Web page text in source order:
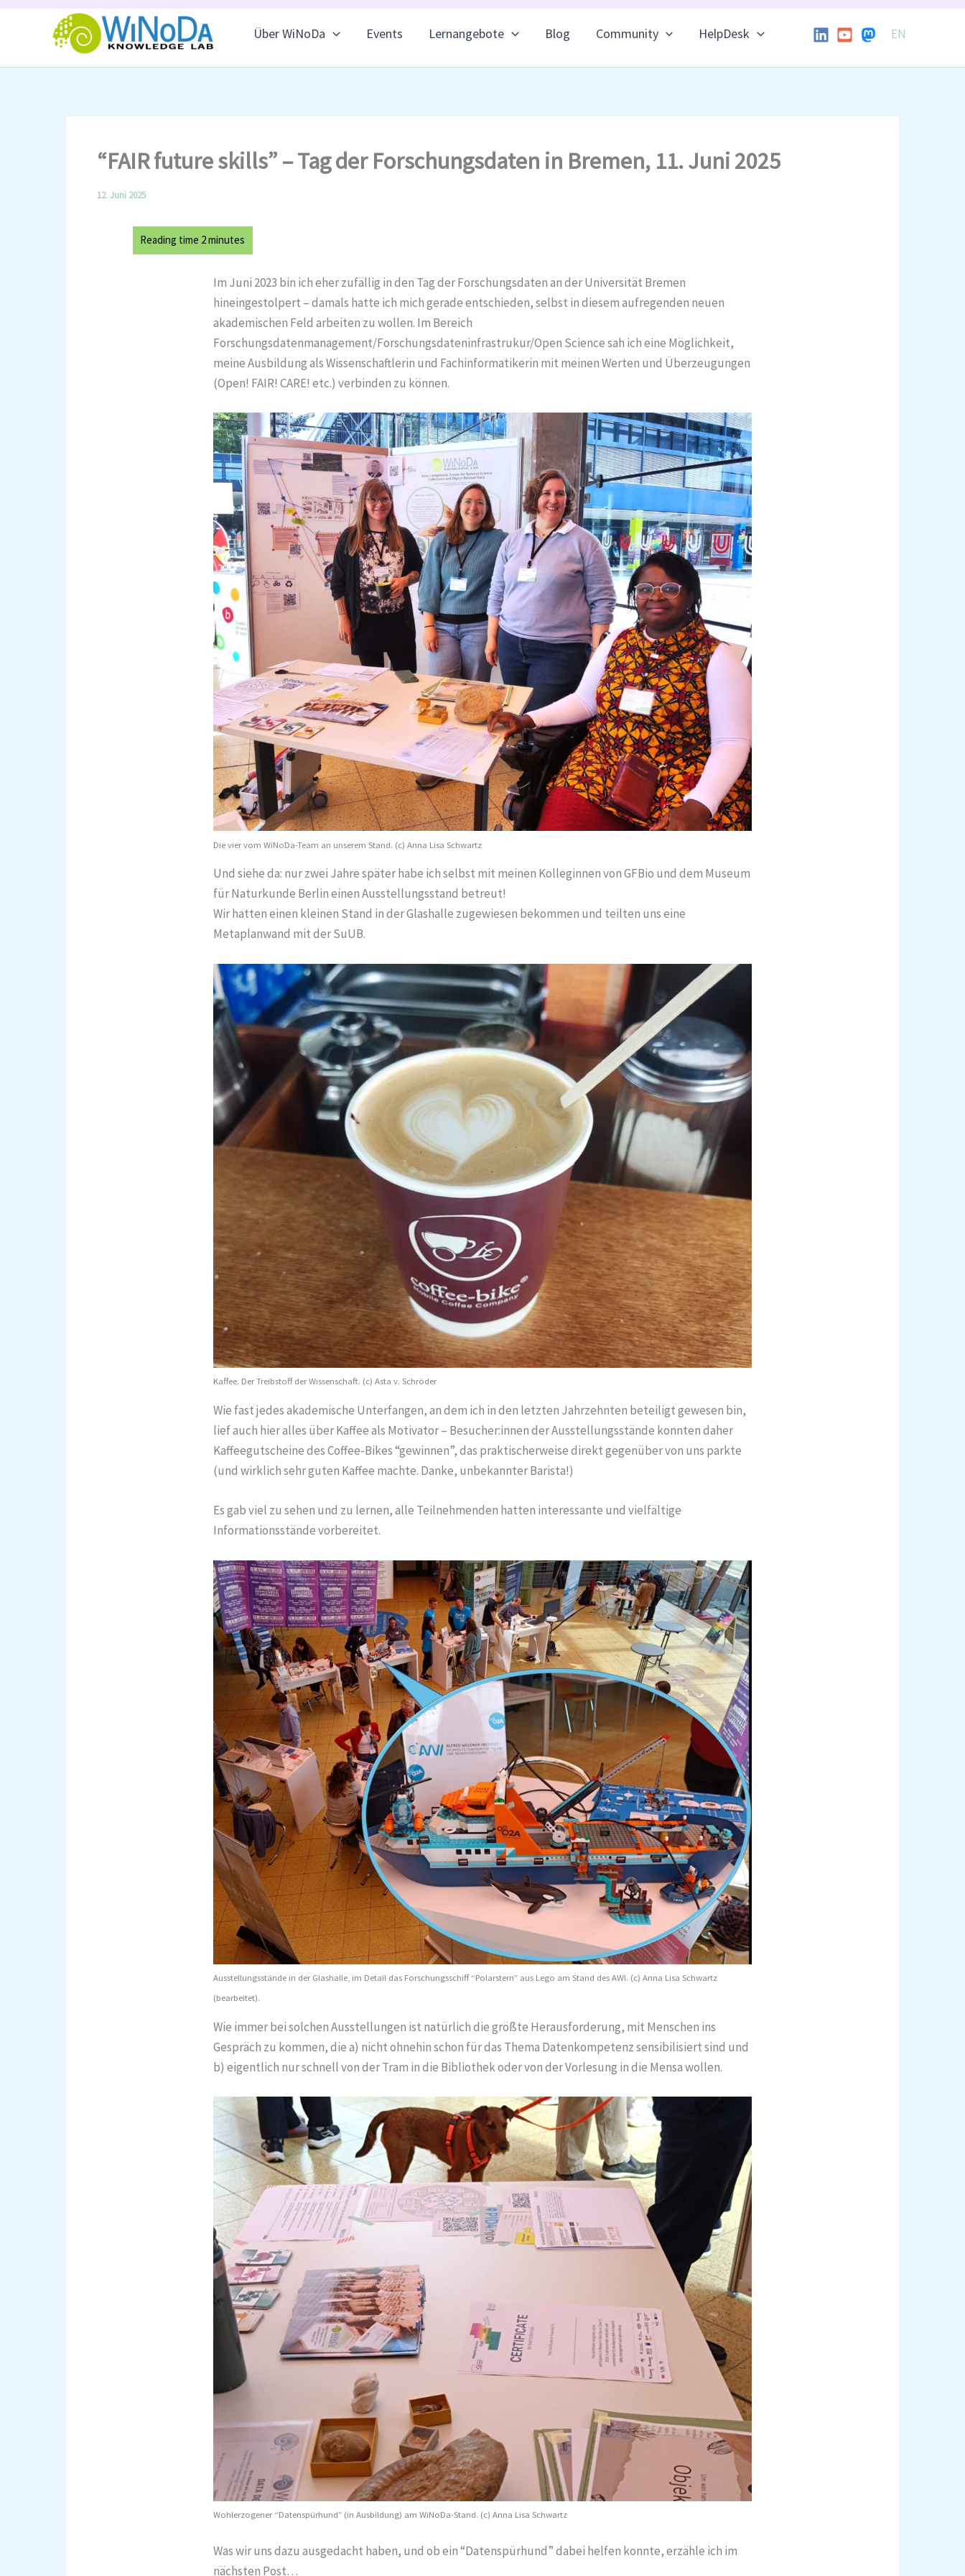
Über WiNoDa Events Lernangebote Blog Community HelpDesk EN
“FAIR future skills” – Tag der Forschungsdaten in Bremen, 11. Juni 2025
12. Juni 2025
Im Juni 2023 bin ich eher zufällig in den Tag der Forschungsdaten an der Universität Bremen
hineingestolpert – damals hatte ich mich gerade entschieden, selbst in diesem aufregenden neuen
akademischen Feld arbeiten zu wollen. Im Bereich
Forschungsdatenmanagement/Forschungsdateninfrastrukur/Open Science sah ich eine Möglichkeit,
meine Ausbildung als Wissenschaftlerin und Fachinformatikerin mit meinen Werten und Überzeugungen
(Open! FAIR! CARE! etc.) verbinden zu können.
Die vier vom WiNoDa-Team an unserem Stand. (c) Anna Lisa Schwartz
Und siehe da: nur zwei Jahre später habe ich selbst mit meinen Kolleginnen von GFBio und dem Museum
für Naturkunde Berlin einen Ausstellungsstand betreut!
Wir hatten einen kleinen Stand in der Glashalle zugewiesen bekommen und teilten uns eine
Metaplanwand mit der SuUB.
Kaffee. Der Treibstoff der Wissenschaft. (c) Asta v. Schröder
Wie fast jedes akademische Unterfangen, an dem ich in den letzten Jahrzehnten beteiligt gewesen bin,
lief auch hier alles über Kaffee als Motivator – Besucher:innen der Ausstellungsstände konnten daher
Kaffeegutscheine des Coffee-Bikes “gewinnen”, das praktischerweise direkt gegenüber von uns parkte
(und wirklich sehr guten Kaffee machte. Danke, unbekannter Barista!)
Es gab viel zu sehen und zu lernen, alle Teilnehmenden hatten interessante und vielfältige
Informationsstände vorbereitet.
Ausstellungsstände in der Glashalle, im Detail das Forschungsschiff “Polarstern” aus Lego am Stand des AWI. (c) Anna Lisa Schwartz
(bearbeitet).
Wie immer bei solchen Ausstellungen ist natürlich die größte Herausforderung, mit Menschen ins
Gespräch zu kommen, die a) nicht ohnehin schon für das Thema Datenkompetenz sensibilisiert sind und
b) eigentlich nur schnell von der Tram in die Bibliothek oder von der Vorlesung in die Mensa wollen.
Wohlerzogener “Datenspürhund” (in Ausbildung) am WiNoDa-Stand. (c) Anna Lisa Schwartz
Was wir uns dazu ausgedacht haben, und ob ein “Datenspürhund” dabei helfen konnte, erzähle ich im
nächsten Post…